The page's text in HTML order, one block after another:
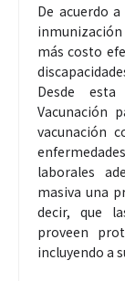
De acuerdo
más costo
Desde
Vacunación
vacunación
laborales
masiva una
decir, que
proveen
incluyendo a